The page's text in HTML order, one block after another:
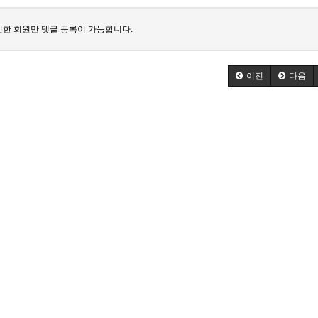
한 회원만 댓글 등록이 가능합니다.
이전 다음